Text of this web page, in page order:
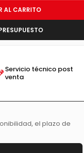
AL CARRITO
Servicio técnico post
venta
el plazo de